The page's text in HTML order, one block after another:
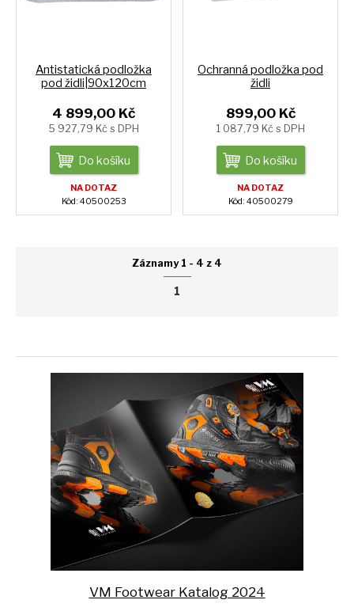
Antistatická podložka
pod židli|90x120cm
4 899,00 Kč
5 927,79 Kč s DPH
Do košíku
NA DOTAZ
Kód: 40500253
Ochranná podložka pod
židli
899,00 Kč
1 087,79 Kč s DPH
Do košíku
NA DOTAZ
Kód: 40500279
Záznamy 1 - 4 z 4
1
VM Footwear Katalog 2024